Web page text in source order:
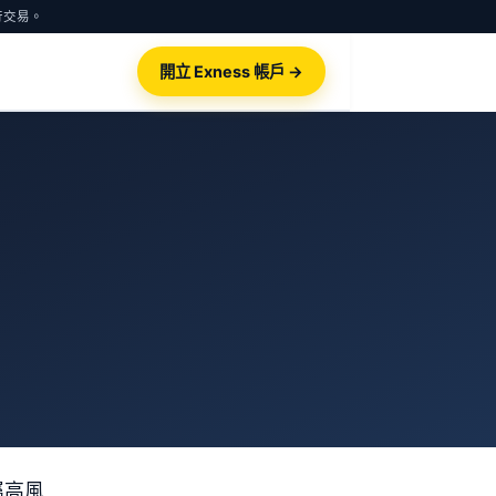
易。
開立 Exness 帳戶 →
風